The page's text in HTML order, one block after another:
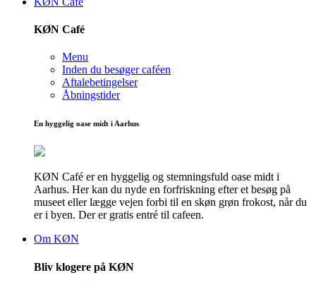
KØN Café
Menu
Inden du besøger caféen
Aftalebetingelser
Åbningstider
En hyggelig oase midt i Aarhus
KØN Café er en hyggelig og stemningsfuld oase midt i
Aarhus. Her kan du nyde en forfriskning efter et besøg på
museet eller lægge vejen forbi til en skøn grøn frokost, når du
er i byen. Der er gratis entré til cafeen.
Om KØN
Bliv klogere på KØN